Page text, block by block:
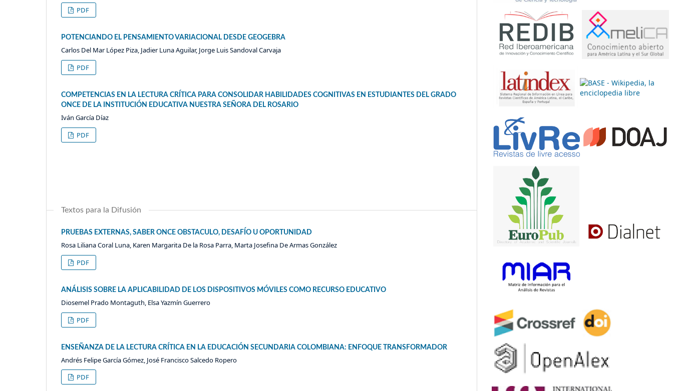
PDF
POTENCIANDO EL PENSAMIENTO VARIACIONAL DESDE GEOGEBRA
Carlos Del Mar López Piza, Jadier Luna Aguilar, Jorge Luis Sandoval Carvaja
PDF
COMPETENCIAS EN LA LECTURA CRÍTICA PARA CONSOLIDAR HABILIDADES COGNITIVAS EN ESTUDIANTES DEL GRADO
ONCE DE LA INSTITUCIÓN EDUCATIVA NUESTRA SEÑORA DEL ROSARIO
Iván García Díaz
PDF
Textos para la Difusión
PRUEBAS EXTERNAS, SABER ONCE OBSTACULO, DESAFÍO U OPORTUNIDAD
Rosa Liliana Coral Luna, Karen Margarita De la Rosa Parra, Marta Josefina De Armas González
PDF
ANÁLISIS SOBRE LA APLICABILIDAD DE LOS DISPOSITIVOS MÓVILES COMO RECURSO EDUCATIVO
Diosemel Prado Montaguth, Elsa Yazmín Guerrero
PDF
ENSEÑANZA DE LA LECTURA CRÍTICA EN LA EDUCACIÓN SECUNDARIA COLOMBIANA: ENFOQUE TRANSFORMADOR
Andrés Felipe García Gómez, José Francisco Salcedo Ropero
PDF